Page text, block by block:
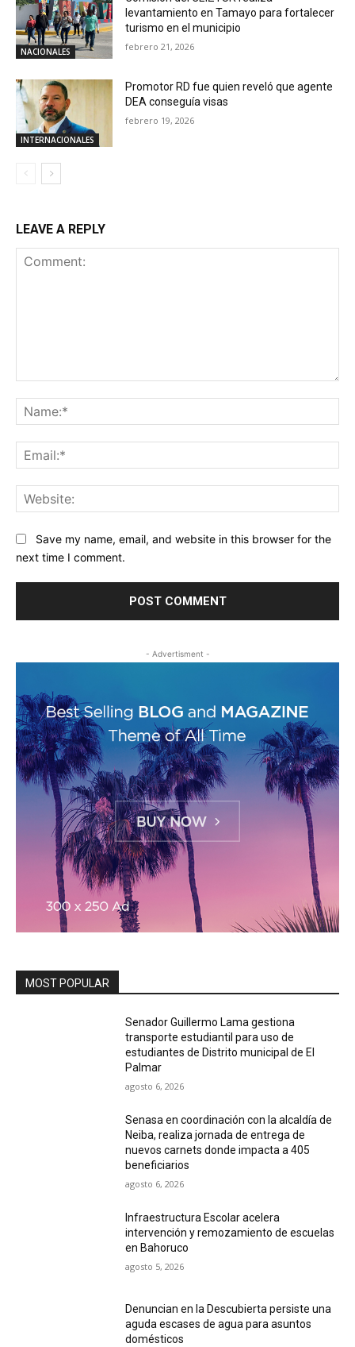
NACIONALES
levantamiento en Tamayo para fortalecer
turismo en el municipio
febrero 21, 2026
INTERNACIONALES
Promotor RD fue quien reveló que agente
DEA conseguía visas
febrero 19, 2026
LEAVE A REPLY
Save my name, email, and website in this browser for the
next time I comment.
- Advertisment -
MOST POPULAR
Senador Guillermo Lama gestiona
transporte estudiantil para uso de
estudiantes de Distrito municipal de El
Palmar
agosto 6, 2026
Senasa en coordinación con la alcaldía de
Neiba, realiza jornada de entrega de
nuevos carnets donde impacta a 405
beneficiarios
agosto 6, 2026
Infraestructura Escolar acelera
intervención y remozamiento de escuelas
en Bahoruco
agosto 5, 2026
Denuncian en la Descubierta persiste una
aguda escases de agua para asuntos
domésticos